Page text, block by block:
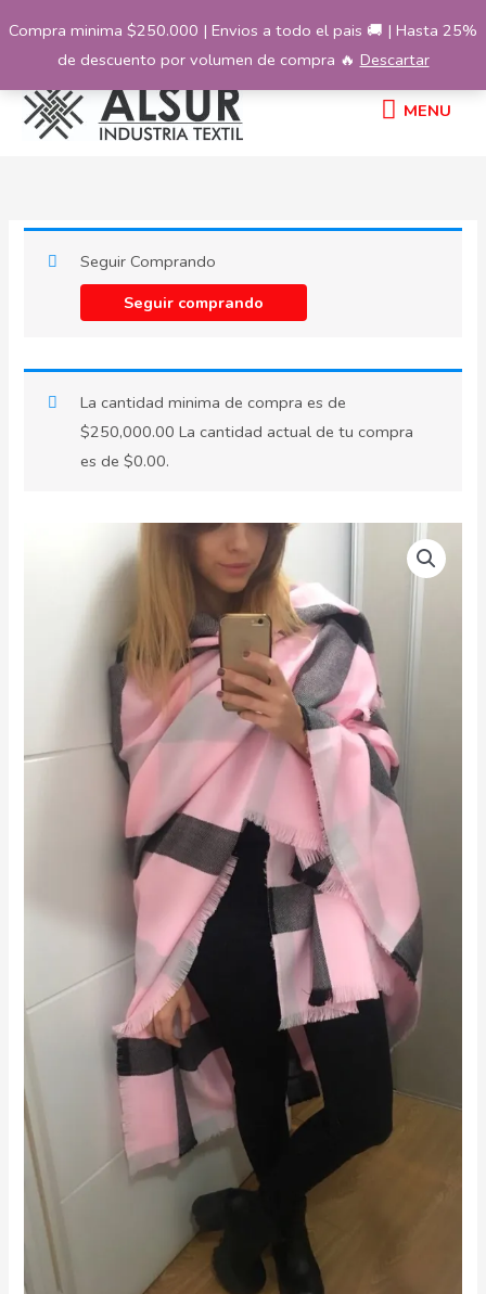
Compra minima $250.000 | Envios a todo el pais 🚚 | Hasta 25%
de descuento por volumen de compra 🔥 Descartar
contenido
MENU
MENU
Seguir comprando
Seguir Comprando
La cantidad minima de compra es de
$250,000.00 La cantidad actual de tu compra
es de $0.00.